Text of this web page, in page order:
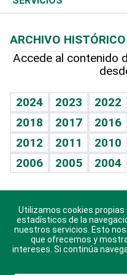
Hablando con el pediatra
Vida y familia
Eñe
Celebrando la vida
Sin complejos
En pocas palabras
Escuchando al corazón
Economía Personal
Línea de hit
TBT Deportivo
Hecho en casa
Guía del dinero
Cumpleaños
Horóscopos
Crucigramas
ARCHIVO HISTÓRICO
Accede al contenido
2024 2023 2022
2018
2017 2016
2012
2011 2010
2006
2005 2004
Descarga nuestras
Utilizamos cookies
estadísticos de la
nuestros servicios. Esto
que ofrecemos y
intereses. Si continúa